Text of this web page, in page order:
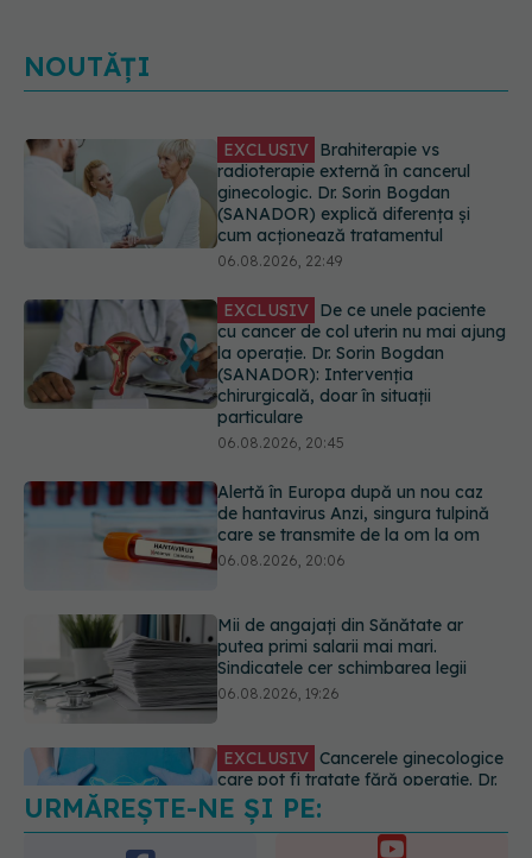
NOUTĂȚI
EXCLUSIV De ce unele paciente
cu cancer de col uterin nu mai ajung
la operație. Dr. Sorin Bogdan
(SANADOR): Intervenția
chirurgicală, doar în situații
particulare
Alertă în Europa după un nou caz
de hantavirus Anzi, singura tulpină
care se transmite de la om la om
06.08.2026, 20:06
putea primi salarii mai mari.
Sindicatele cer schimbarea legii
06.08.2026, 19:26
care pot fi tratate fără operație. Dr.
Sorin Bogdan (SANADOR): Chirurgia
este indicată doar punctual, pentru
anumite categorii de paciente
EXCLUSIV Brahiterapie vs
radioterapie externă în cancerul
ginecologic. Dr. Sorin Bogdan
(SANADOR) explică diferența și
cum acționează tratamentul
URMĂREȘTE-NE ȘI PE:
URMĂRITORI
ABONAȚI